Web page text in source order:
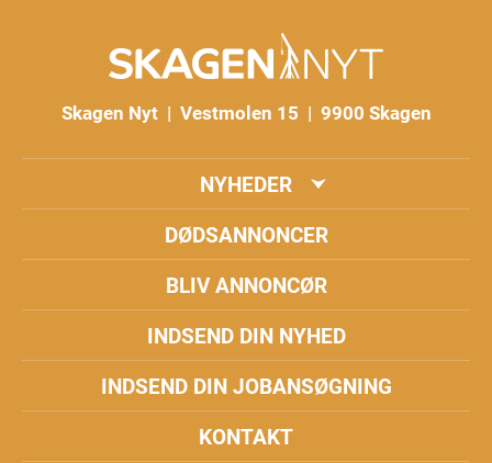
Skagen Nyt | Vestmolen 15 | 9900 Skagen
NYHEDER
DØDSANNONCER
BLIV ANNONCØR
INDSEND DIN NYHED
INDSEND DIN JOBANSØGNING
KONTAKT